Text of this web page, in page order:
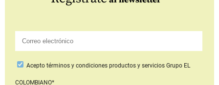
Aceptotérminos y condiciones productos y serviciosGrupo EL
COLOMBIANO*